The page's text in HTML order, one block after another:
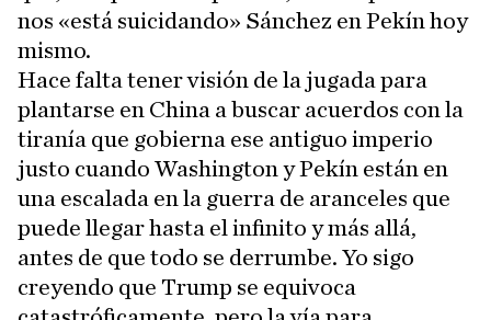
nos «está suicidando» Sánchez en Pekín hoy
mismo.
Hace falta tener visión de la jugada para
plantarse en China a buscar acuerdos con la
tiranía que gobierna ese antiguo imperio
justo cuando Washington y Pekín están en
una escalada en la guerra de aranceles que
puede llegar hasta el infinito y más allá,
antes de que todo se derrumbe. Yo sigo
creyendo que Trump se equivoca